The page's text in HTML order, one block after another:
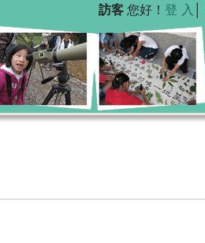
訪客 您好！ 登 入